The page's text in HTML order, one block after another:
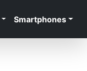
Smartphones